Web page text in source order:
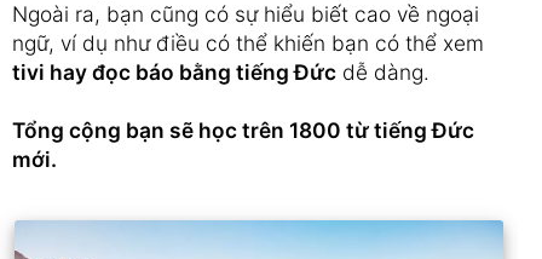
Ngoài ra, bạn cũng có sự hiểu biết cao về ngoại
ngữ, ví dụ như điều có thể khiến bạn có thể xem
tivi hay đọc báo bằng tiếng Đức dễ dàng.
Tổng cộng bạn sẽ học trên 1800 từ tiếng Đức
mới.